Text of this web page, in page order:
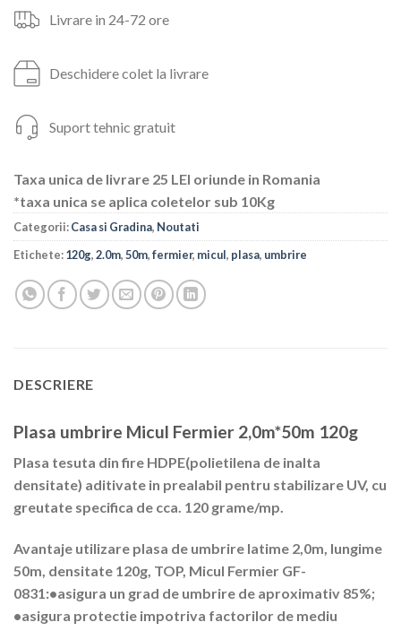
Livrare in 24-72 ore
Deschidere colet la livrare
Suport tehnic gratuit
Taxa unica de livrare 25 LEI oriunde in Romania
*taxa unica se aplica coletelor sub 10Kg
Categorii:Casa si Gradina, Noutati
Etichete:120g,2.0m,50m,fermier, micul, plasa, umbrire
DESCRIERE
Plasa umbrire Micul Fermier 2,0m*50m 120g
Plasa tesuta din fire HDPE(polietilena de inalta
densitate) aditivate in prealabil pentru stabilizare UV, cu
greutate specifica de cca. 120 grame/mp.
Avantaje utilizare plasa de umbrire latime 2,0m, lungime
50m, densitate 120g, TOP, Micul Fermier GF-
0831:•asigura un grad de umbrire de aproximativ 85%;
•asigura protectie impotriva factorilor de mediu